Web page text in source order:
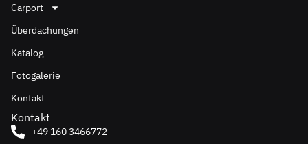
Carport
Überdachungen
Katalog
Fotogalerie
Kontakt
Kontakt
+49 160 3466772